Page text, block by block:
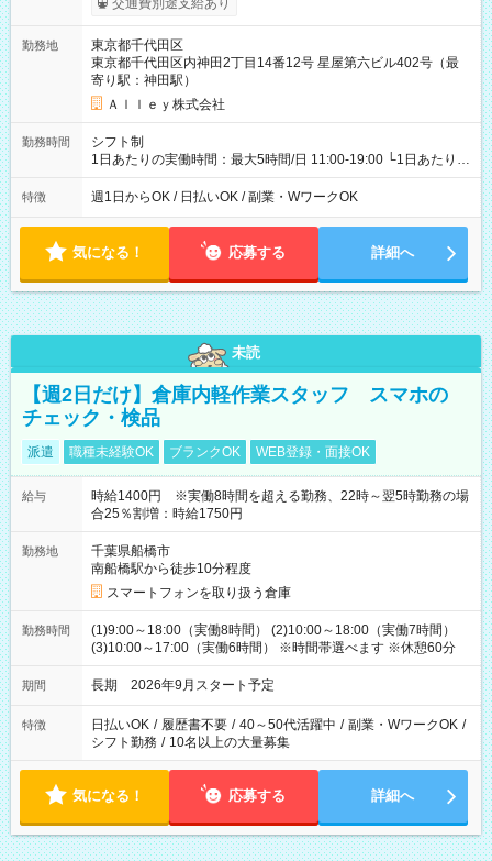
交通費別途支給あり
勤務地
東京都千代田区
東京都千代田区内神田2丁目14番12号 星屋第六ビル402号（最
寄り駅：神田駅）
Ａｌｌｅｙ株式会社
勤務時間
シフト制
1日あたりの実働時間：最大5時間/日 11:00-19:00 └1日あたりの
実働時間：1-5時間 └上記の時間帯内であれば、いつでも勤務可
能！ └平日・土曜日の中で、お好きな曜日でご勤務いただけま
18:00 などのように、自由な働き方が可能なお仕事です！
特徴 週1日からOK / 日払いOK / 副業・WワークOK
気になる！ 応募する 詳細へ
未読
【週2日だけ】倉庫内軽作業スタッフ スマホの
チェック・検品
派遣 職種未経験OK ブランクOK WEB登録・面接OK
給与
時給1400円 ※実働8時間を超える勤務、22時～翌5時勤務の場
合25％割増：時給1750円
勤務地
千葉県船橋市
南船橋駅から徒歩10分程度
スマートフォンを取り扱う倉庫
勤務時間
(1)9:00～18:00（実働8時間） (2)10:00～18:00（実働7時間）
(3)10:00～17:00（実働6時間） ※時間帯選べます ※休憩60分
期間 長期 2026年9月スタート予定
特徴 日払いOK / 履歴書不要 / 40～50代活躍中 / 副業・WワークOK /
シフト勤務 / 10名以上の大量募集
気になる！ 応募する 詳細へ